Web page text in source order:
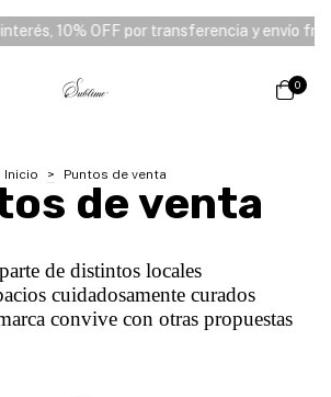
10% OFF por transferencia y envío free
0
Inicio > Puntos de venta
de venta
de distintos locales
cuidadosamente curados
convive con otras propuestas